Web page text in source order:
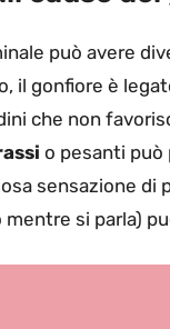
può avere
il gonfiore è
che non
o pesanti può
sensazione di
si parla)